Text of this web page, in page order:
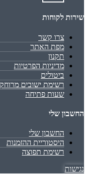
שירות לקוחות
צרו קשר
מפת האתר
תקנון
מדיניות הפרטיות
ביטולים
רשימת ישובים
שעות פתיחה
החשבון שלי
החשבון שלי
היסטוריית ההזמנות
רשימת תפוצה
נגישות